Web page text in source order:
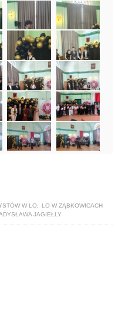
W LO,
LO W ZĄBKOWICACH
JAGIEŁLY